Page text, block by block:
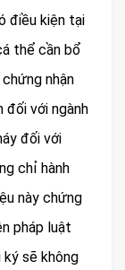
điều kiện tại
thể cần bổ
nhận
đối với ngành
đối với
chỉ hành
này chứng
pháp luật
sẽ không